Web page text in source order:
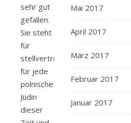
sehr gut
gefallen.
Sie steht
für
stellvertretend
für jede
polnische
Jüdin
dieser
Mai 2017
April 2017
März 2017
Februar 2017
Januar 2017